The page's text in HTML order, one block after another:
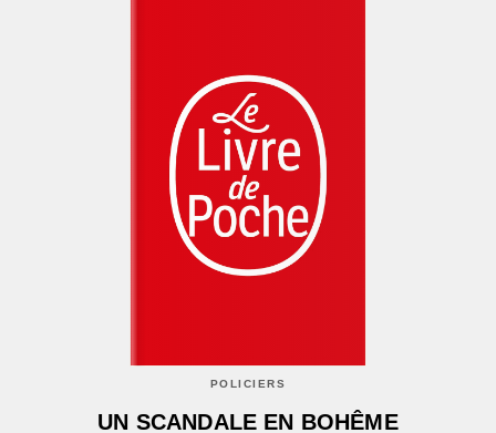
POLICIERS
UN SCANDALE EN BOHÊME